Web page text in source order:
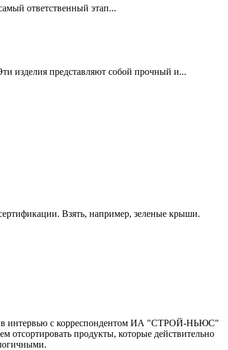
ответственный этап...
изделия представляют собой прочный и...
Взять, например, зеленые крыши.
в интервью с корреспондентом ИА "СТРОЙ-НЬЮС"
продукты, которые действительно